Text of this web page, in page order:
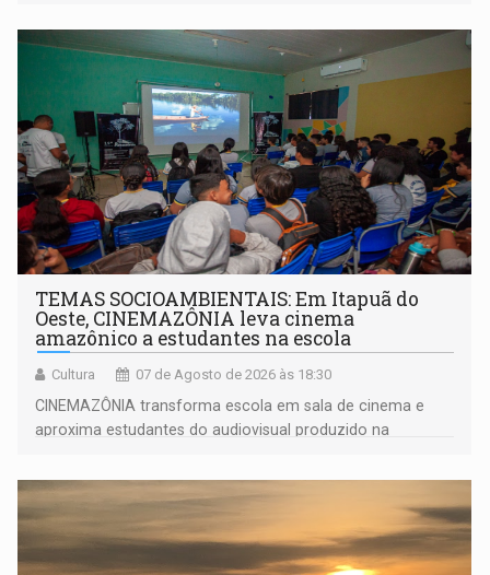
TEMAS SOCIOAMBIENTAIS: Em Itapuã do
Oeste, CINEMAZÔNIA leva cinema
amazônico a estudantes na escola
Cultura 07 de Agosto de 2026 às 18:30
CINEMAZÔNIA transforma escola em sala de cinema e
aproxima estudantes do audiovisual produzido na